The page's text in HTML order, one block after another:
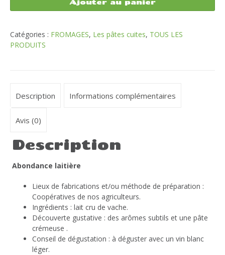
AOP
250g
Ajouter au panier
Catégories : FROMAGES, Les pâtes cuites, TOUS LES
PRODUITS
Description Informations complémentaires
Avis (0)
Description
Abondance laitière
Lieux de fabrications et/ou méthode de préparation :
Coopératives de nos agriculteurs.
Ingrédients : lait cru de vache.
Découverte gustative : des arômes subtils et une pâte
crémeuse .
Conseil de dégustation : à déguster avec un vin blanc
léger.